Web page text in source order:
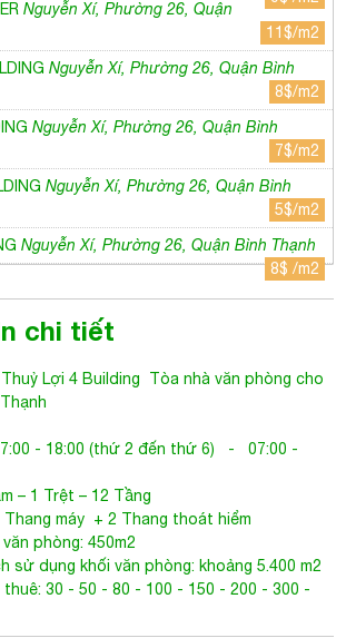
Nguyễn Xí, Phường 26, Quận
11$/m2
Nguyễn Xí, Phường 26, Quận Bình
8$/m2
Nguyễn Xí, Phường 26, Quận Bình
7$/m2
Nguyễn Xí, Phường 26, Quận Bình
5$/m2
Nguyễn Xí, Phường 26, Quận Bình Thạnh
8$ /m2
chi tiết
Thuỷ Lợi 4 Building
Tòa nhà văn phòng cho
7:00 - 18:00 (thứ 2 đến thứ 6) - 07:00 -
– 1 Trệt – 12 Tầng
Thang máy + 2 Thang thoát hiểm
phòng: 450m2
sử dụng khối văn phòng: khoảng 5.400 m2
thuê: 30 - 50 - 80 - 100 - 150 - 200 - 300 -